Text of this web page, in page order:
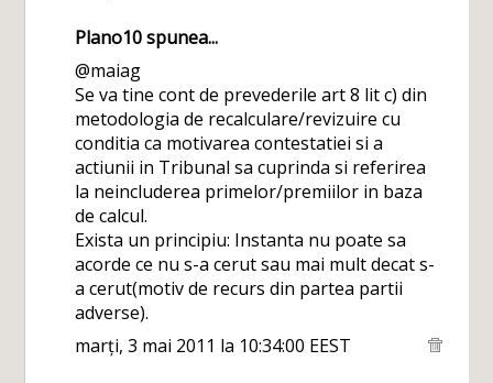
Plano10spunea...
@maiag
Se va tine cont de prevederile art 8 lit c) din
metodologia de recalculare/revizuire cu
conditia ca motivarea contestatiei si a
actiunii in Tribunal sa cuprinda si referirea
la neincluderea primelor/premiilor in baza
de calcul.
Exista un principiu: Instanta nu poate sa
acorde ce nu s-a cerut sau mai mult decat s-
a cerut(motiv de recurs din partea partii
adverse).
marți, 3 mai 2011 la 10:34:00 EEST